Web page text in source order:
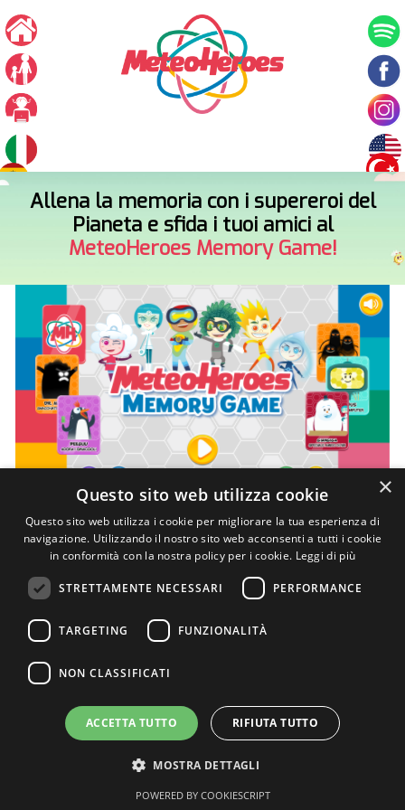
a
a
c
o
n
t
Allena la memoria con i supereroi del
Pianeta e sfida i tuoi amici al
MeteoHeroes Memory Game!
CONTATTI |PRIVACY|COOKIES
Copyright ©2020-2023 MOPI/Mondo TV
×
Questo sito web utilizza cookie
Questo sito web utilizza i cookie per migliorare la tua esperienza di
navigazione. Utilizzando il nostro sito web acconsenti a tutti i cookie
in conformità con la nostra policy per i cookie. Leggi di più
STRETTAMENTE NECESSARI PERFORMANCE
TARGETING FUNZIONALITÀ
NON CLASSIFICATI
ACCETTA TUTTO RIFIUTA TUTTO
MOSTRA DETTAGLI
POWERED BY COOKIESCRIPT